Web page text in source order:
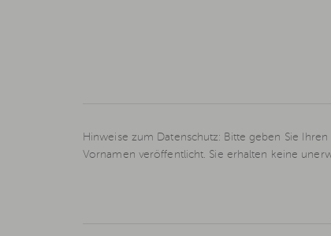
Hinweise zum Datenschutz: Bitte geben Sie
Vornamen veröffentlicht. Sie erhalten keine